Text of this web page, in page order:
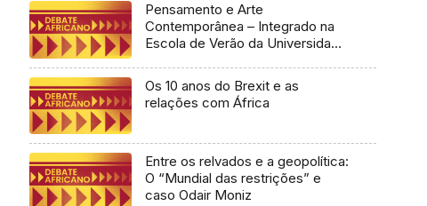
Pensamento e Arte
Contemporânea – Integrado na
Escola de Verão da Universidade
Os 10 anos do Brexit e as
relações com África
Entre os relvados e a geopolítica:
O “Mundial das restrições” e
caso Odair Moniz